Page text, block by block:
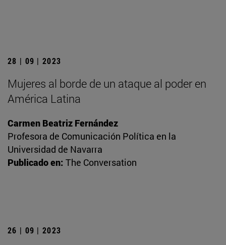
28 | 09 | 2023
Mujeres al borde de un ataque al poder en
América Latina
Carmen Beatriz Fernández
Profesora de Comunicación Política en la
Universidad de Navarra
Publicado en: The Conversation
26 | 09 | 2023